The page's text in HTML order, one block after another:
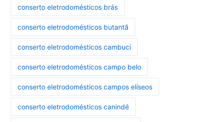
conserto eletrodomésticos brás
conserto eletrodomésticos butantã
conserto eletrodomésticos cambuci
conserto eletrodomésticos campo belo
conserto eletrodomésticos campos elíseos
conserto eletrodomésticos canindé